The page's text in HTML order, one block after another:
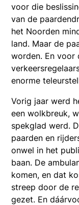
voor die
van de
het Noorden
land. Maar de
worden. En voor
enorme
Vorig jaar werd
een wolkbreuk,
spekglad werd.
paarden en
onwel in het
baan. De
komen, en dat
streep door de
gezet. En